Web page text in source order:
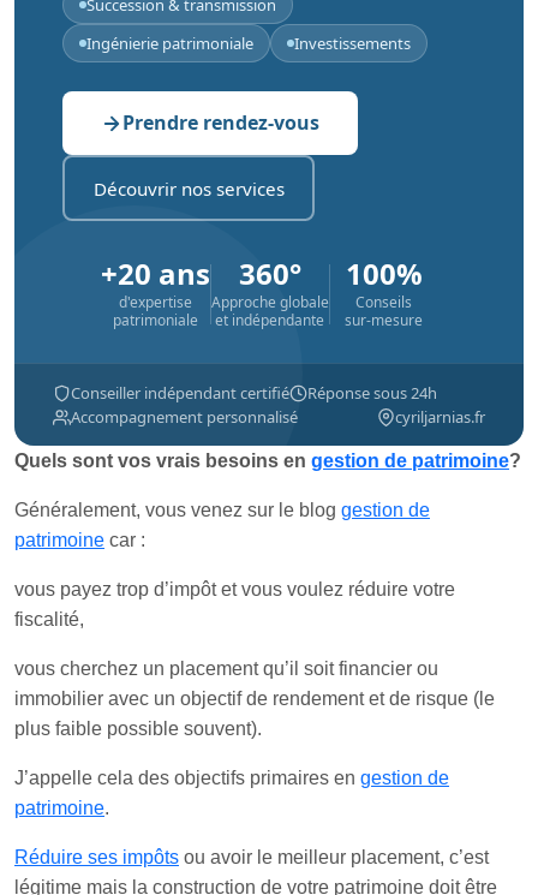
Succession & transmission
Ingénierie patrimoniale
Investissements
Prendre rendez-vous
Découvrir nos services
+20 ans
d'expertise
patrimoniale
360°
Approche globale
et indépendante
100%
Conseils
sur-mesure
Conseiller indépendant certifié
Réponse sous 24h
Accompagnement personnalisé
cyriljarnias.fr
Quels sont vos vrais besoins en gestion de patrimoine?
Généralement, vous venez sur le blog gestion de
patrimoine car :
vous payez trop d’impôt et vous voulez réduire votre
fiscalité,
vous cherchez un placement qu’il soit financier ou
immobilier avec un objectif de rendement et de risque (le
plus faible possible souvent).
J’appelle cela des objectifs primaires en gestion de
patrimoine.
Réduire ses impôts ou avoir le meilleur placement, c’est
légitime mais la construction de votre patrimoine doit être